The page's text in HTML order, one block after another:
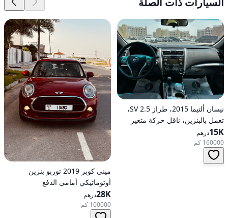
نيسان ألتيما 2015، طراز 2.5 SV،
تعمل بالبنزين، ناقل حركة متغير
مستمر (CVT)، دفع أمامي
15Kدرهم
160000 كم
ميني كوبر 2019 توربو بنزين
أوتوماتيكي أمامي الدفع
28Kدرهم
100000 كم